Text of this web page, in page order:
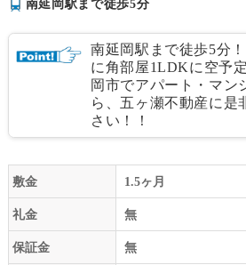
南延岡駅まで徒歩5分
南延岡駅まで徒歩5分
に角部屋1LDKに空予
岡市でアパート・マン
ら、五ヶ瀬不動産に是
さい！！
敷金 1.5ヶ月
礼金 無
保証金 無